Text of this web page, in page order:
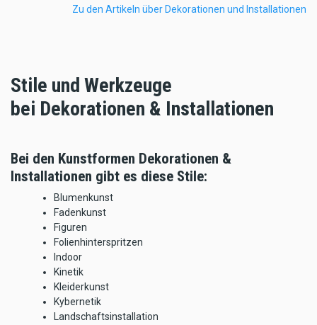
Zu den Artikeln über Dekorationen und Installationen
Stile und Werkzeuge
bei Dekorationen & Installationen
Bei den Kunstformen Dekorationen &
Installationen gibt es diese Stile:
Blumenkunst
Fadenkunst
Figuren
Folienhinterspritzen
Indoor
Kinetik
Kleiderkunst
Kybernetik
Landschaftsinstallation